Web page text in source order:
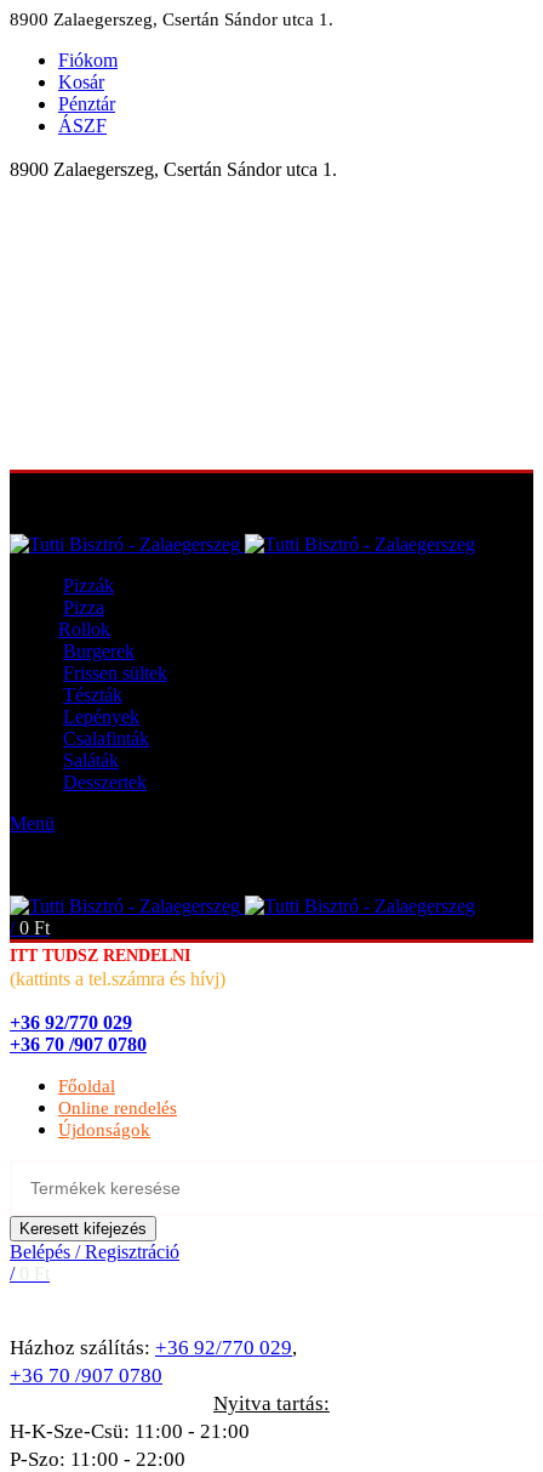
8900 Zalaegerszeg, Csertán Sándor utca 1.
Fiókom
Kosár
Pénztár
ÁSZF
8900 Zalaegerszeg, Csertán Sándor utca 1.
Pizzák
Pizza
Rollok
Burgerek
Frissen sültek
Tészták
Lepények
Csalafinták
Saláták
Desszertek
Menü
/ 0 Ft
ITT TUDSZ RENDELNI
(kattints a tel.számra és hívj)
+36 92/770 029
+36 70 /907 0780
Főoldal
Online rendelés
Újdonságok
Keresett kifejezés
Belépés / Regisztráció
/ 0 Ft
Házhoz szálítás: +36 92/770 029,
+36 70 /907 0780
Nyitva tartás:
H-K-Sze-Csü: 11:00 - 21:00
P-Szo: 11:00 - 22:00